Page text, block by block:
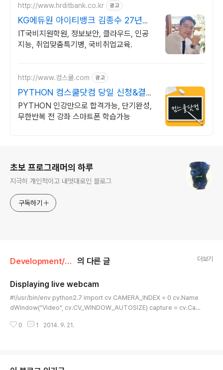
http://www.hrditbank.co.kr 광고
KG에듀원 아이티뱅크 김종수 27년경
력전문가 IT취업상담
IT국비지원학원, 정보보안, 클라우드, 인공
지능, 취업맞춤특기병, 국비취업교육.
http://www.컴스쿨.com 광고
PYTHON 컴스쿨닷컴 당일 신청&결제
시 기프티콘!
PYTHON 인강만으로 합격가능, 단기완성,
무한반복 전 강좌 스마트폰 학습가능
초보 프로그래머의 하루
지극히 개인적이고 내멋대로인 블로그
구독하기
Development/Python 의 다른 글 더보기
Displaying live webcam
#!/usr/bin/env python2.7 import cv CAMERA_INDEX = 0 cv.Name
dWindow("Video", cv.CV_WINDOW_AUTOSIZE) capture = cv.Cap
me(capture) cv.ShowImage("w1", frame) 출처: http://calebmadriga
0 1 2014. 9. 21.